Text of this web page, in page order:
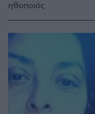
ηθοποιός